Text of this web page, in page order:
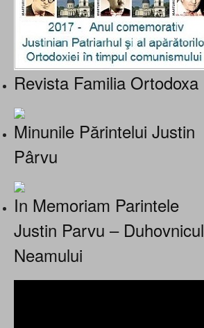
Revista Familia Ortodoxa
Minunile Părintelui Justin
Pârvu
In Memoriam Parintele
Justin Parvu – Duhovnicul
Neamului